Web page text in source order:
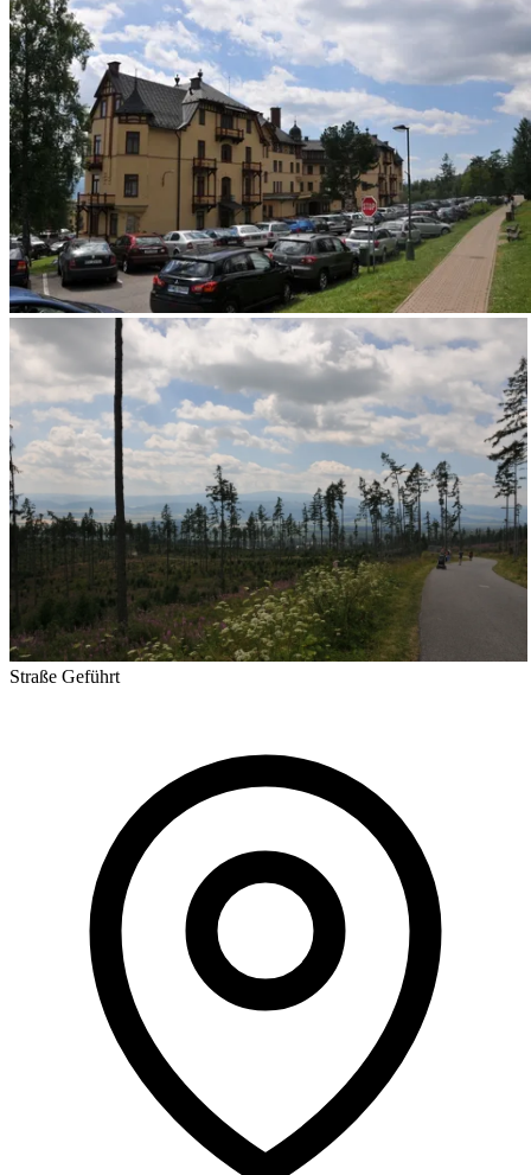
Straße Geführt